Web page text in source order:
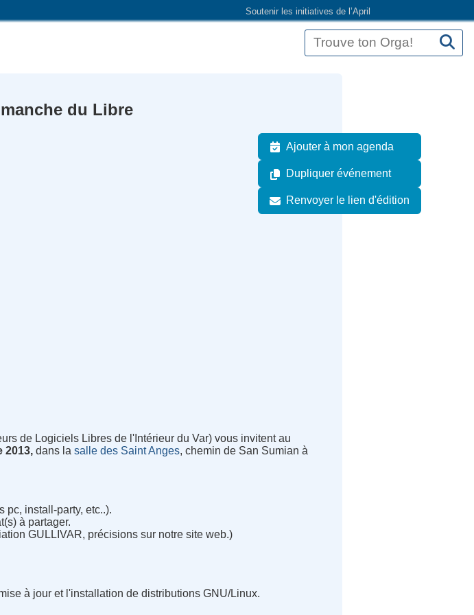
Soutenir les initiatives de l’April
du Libre
Ajouter à mon agenda
Dupliquer événement
Renvoyer le lien d'édition
de Logiciels Libres de l'Intérieur du Var) vous invitent au
2013, dans lasalle des Saint Anges, chemin de San Sumian à
pc, install-party, etc..).
à partager.
GULLIVAR, précisions sur notre site web.)
à jour et l'installation de distributions GNU/Linux.